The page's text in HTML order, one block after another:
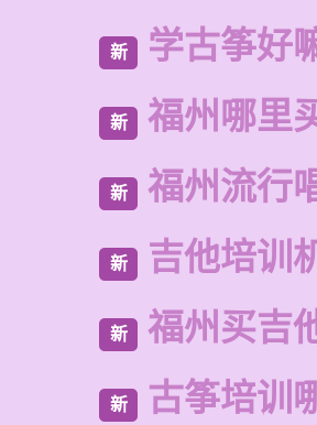
新 学古筝好
新 福州哪里
新 福州流行
新 吉他培训
新 福州买吉
新 古筝培训